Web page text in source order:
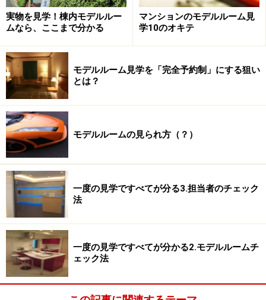
GWのメリット1：相場観を確認しやすい
多摩ニュータウンや船橋なども、沿線手前エリアの供給価
格の上昇で販売中物件の売れ行きが活発化。
最近のマンションの販売動向を見ると、急に販売スピー
ドが速くなっている物件を各エリアで確認できます。年
初から徐々に新規物件の供給が出てくる中で、用地価格
上昇後のマンションが市場にデビューし、郊外でも大き
く相場感が変わっていることが要因です。
GWでは、新規物件が多くスタートすることで、予算面も
含めた比較を販売中マンションと、新規マンションで比
較することが可能になります。今年に入ってからも、多
摩ニュータウンや船橋エリアなどで昨年から販売してい
るマンションの売れ行きが良くなっています。
実物を見学！棟内モデルルー
ムなら、ここまで分かる
マンションのモデルルーム見
学10のオキテ
モデルルーム見学を「完全予約制」にする狙い
とは？
モデルルームの見られ方（？）
一度の見学ですべてが分る3.担当者のチェック
法
一度の見学ですべてが分かる2.モデルルームチ
ェック法